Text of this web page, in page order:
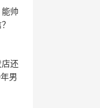
帅
还
男